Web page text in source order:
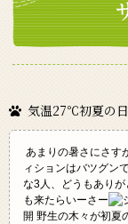
気温27℃初夏の日
あまりの暑さにさす
ィションはバツグン
な3人、どうもあり
も来たらいーさー
開 野生の木々が初夏